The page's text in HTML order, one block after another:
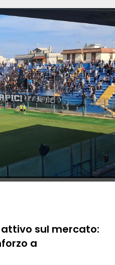
sul mercato:
a